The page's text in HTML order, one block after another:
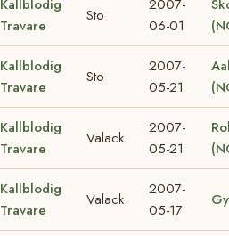
Kallblodig
Travare
Sto
2007-
06-01
Kallblodig
Travare
Sto
2007-
05-21
Kallblodig
Travare
Valack
2007-
05-21
Kallblodig
Travare
Valack
2007-
05-17